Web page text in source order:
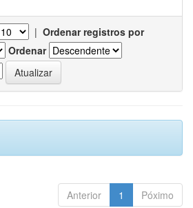
| Ordenar registros por
Ordenar
Anterior 1 Póximo